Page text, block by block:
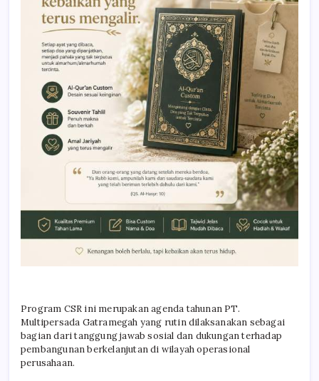
Program CSR ini merupakan agenda tahunan PT.
Multipersada Gatramegah yang rutin dilaksanakan sebagai
bagian dari tanggung jawab sosial dan dukungan terhadap
pembangunan berkelanjutan di wilayah operasional
perusahaan.